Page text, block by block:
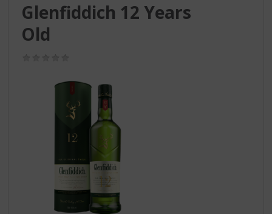
Glenfiddich 12 Years
Old